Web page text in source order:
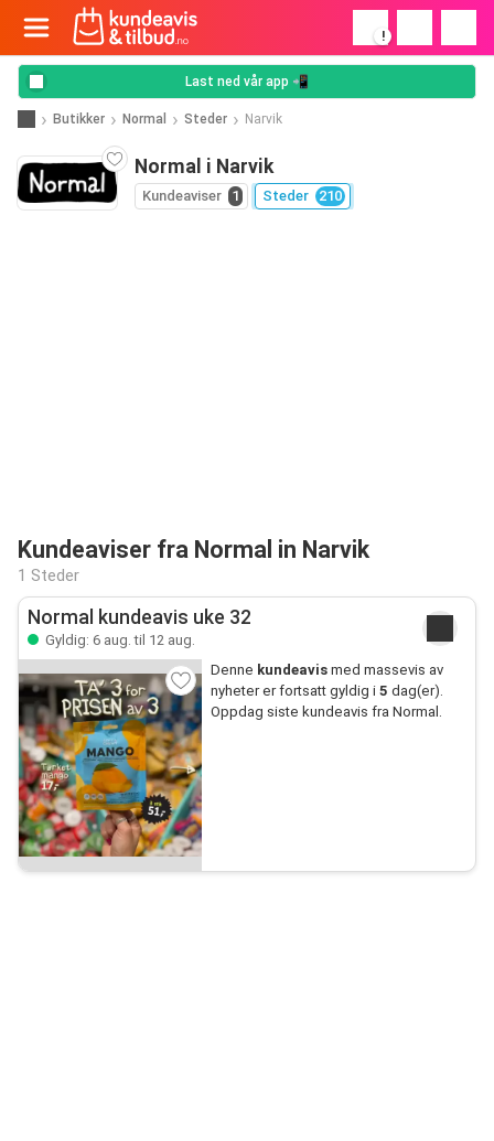
!
Last ned vår app 📲
Butikker Normal Steder Narvik
Normal i Narvik
Kundeaviser 1 Steder 210
Kundeaviser fra Normal in Narvik
1 Steder
Normal kundeavis uke 32
Gyldig: 6 aug. til 12 aug.
Denne kundeavismed massevis av
nyheter er fortsatt gyldig i 5 dag(er).
Oppdag siste kundeavis fra Normal.